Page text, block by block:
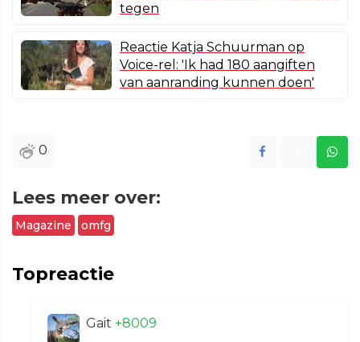
tegen
Reactie Katja Schuurman op
Voice-rel: 'Ik had 180 aangiften
van aanranding kunnen doen'
0
Lees meer over:
Magazine omfg
Topreactie
Gait +8009